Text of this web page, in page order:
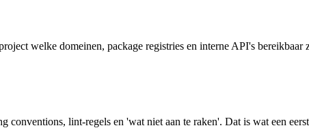
welke domeinen, package registries en interne API's
lint-regels en 'wat niet aan te raken'. Dat is wat een